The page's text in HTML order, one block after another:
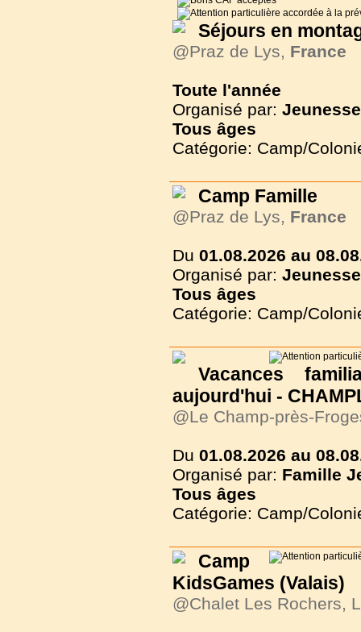
Séjours en
@Praz de Lys, France
Toute l'année
Organisé par:
Tous âges
Catégorie: Camp/
Camp Famille
@Praz de Lys, France
Du 01.08.2026 au
Organisé par:
Tous âges
Catégorie: Camp/
Vacances
aujourd'hui -
@Le Champ-près-
Du 01.08.2026 au
Organisé par: Famille
Tous âges
Catégorie: Camp/
Camp
KidsGames (Valais)
@Chalet Les Rochers,